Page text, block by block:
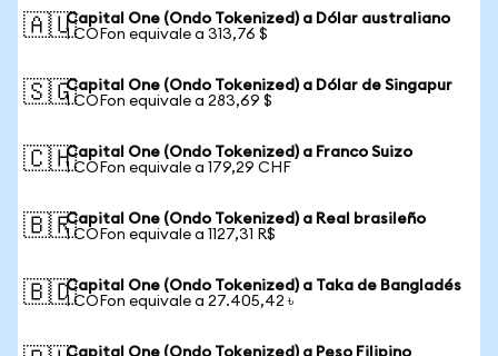
🇦🇺Capital One (Ondo Tokenized) a Dólar australiano
1 COFon equivale a 313,76 $
🇸🇬Capital One (Ondo Tokenized) a Dólar de Singapur
1 COFon equivale a 283,69 $
🇨🇭Capital One (Ondo Tokenized) a Franco Suizo
1 COFon equivale a 179,29 CHF
🇧🇷Capital One (Ondo Tokenized) a Real brasileño
1 COFon equivale a 1127,31 R$
🇧🇩Capital One (Ondo Tokenized) a Taka de Bangladés
1 COFon equivale a 27.405,42 ৳
Capital One (Ondo Tokenized) a Peso Filipino